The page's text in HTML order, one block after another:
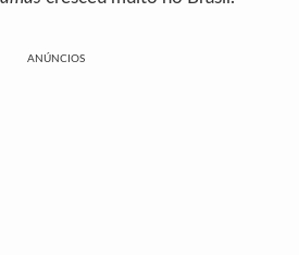
ANÚNCIOS